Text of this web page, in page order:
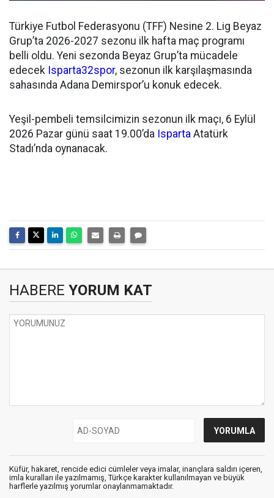
Türkiye Futbol Federasyonu (TFF) Nesine 2. Lig Beyaz
Grup’ta 2026-2027 sezonu ilk hafta maç programı
belli oldu. Yeni sezonda Beyaz Grup’ta mücadele
edecek Isparta32spor, sezonun ilk karşılaşmasında
sahasında Adana Demirspor’u konuk edecek.
Yeşil-pembeli temsilcimizin sezonun ilk maçı, 6 Eylül
2026 Pazar günü saat 19.00’da Isparta Atatürk
Stadı’nda oynanacak.
HABERE YORUM KAT
Küfür, hakaret, rencide edici cümleler veya imalar, inançlara saldırı içeren,
imla kuralları ile yazılmamış, Türkçe karakter kullanılmayan ve büyük
harflerle yazılmış yorumlar onaylanmamaktadır.